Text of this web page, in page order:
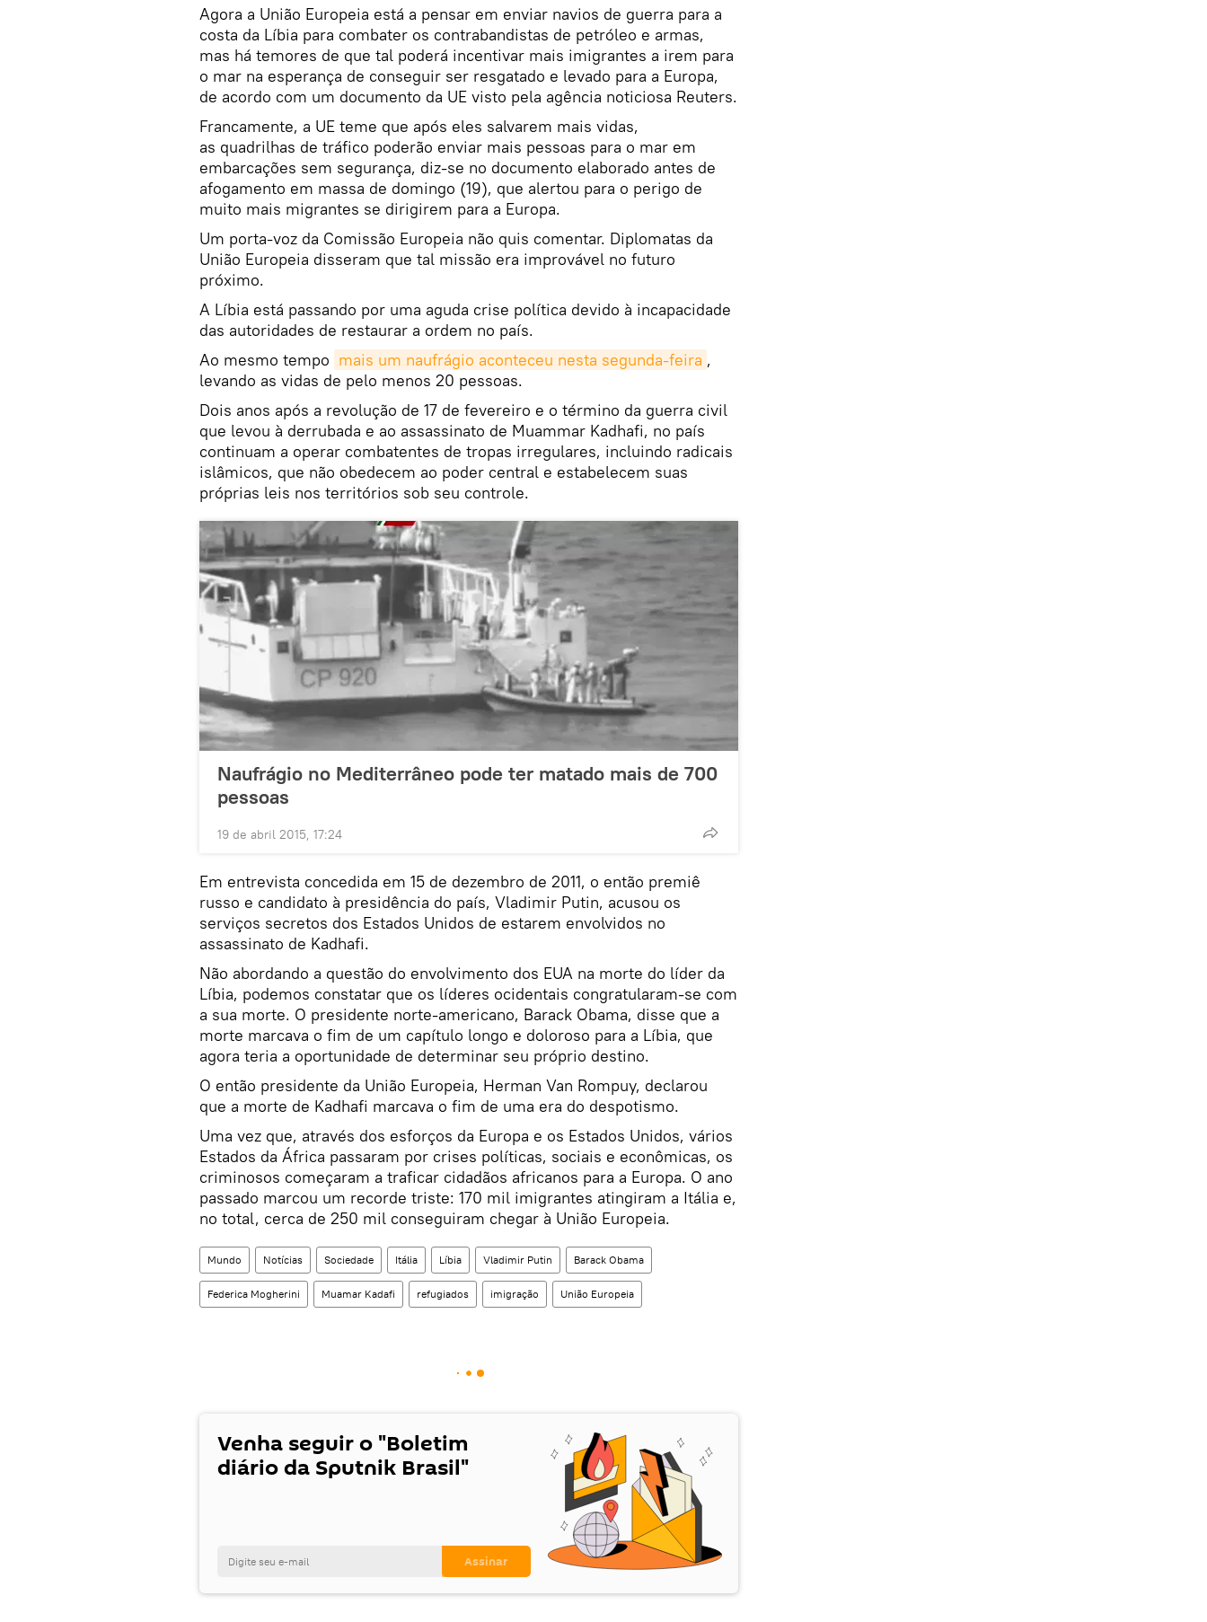
Agora a União Europeia está a pensar em enviar navios de guerra para a
costa da Líbia para combater os contrabandistas de petróleo e armas,
mas há temores de que tal poderá incentivar mais imigrantes a irem para
o mar na esperança de conseguir ser resgatado e levado para a Europa,
de acordo com um documento da UE visto pela agência noticiosa Reuters.
Francamente, a UE teme que após eles salvarem mais vidas,
as quadrilhas de tráfico poderão enviar mais pessoas para o mar em
embarcações sem segurança, diz-se no documento elaborado antes de
afogamento em massa de domingo (19), que alertou para o perigo de
muito mais migrantes se dirigirem para a Europa.
Um porta-voz da Comissão Europeia não quis comentar. Diplomatas da
União Europeia disseram que tal missão era improvável no futuro
próximo.
A Líbia está passando por uma aguda crise política devido à incapacidade
das autoridades de restaurar a ordem no país.
Ao mesmo tempo mais um naufrágio aconteceu nesta segunda-feira ,
levando as vidas de pelo menos 20 pessoas.
Dois anos após a revolução de 17 de fevereiro e o término da guerra civil
que levou à derrubada e ao assassinato de Muammar Kadhafi, no país
continuam a operar combatentes de tropas irregulares, incluindo radicais
islâmicos, que não obedecem ao poder central e estabelecem suas
próprias leis nos territórios sob seu controle.
Naufrágio no Mediterrâneo pode ter matado mais de 700
pessoas
19 de abril 2015, 17:24
Em entrevista concedida em 15 de dezembro de 2011, o então premiê
russo e candidato à presidência do país, Vladimir Putin, acusou os
serviços secretos dos Estados Unidos de estarem envolvidos no
assassinato de Kadhafi.
Não abordando a questão do envolvimento dos EUA na morte do líder da
Líbia, podemos constatar que os líderes ocidentais congratularam-se com
a sua morte. O presidente norte-americano, Barack Obama, disse que a
morte marcava o fim de um capítulo longo e doloroso para a Líbia, que
agora teria a oportunidade de determinar seu próprio destino.
O então presidente da União Europeia, Herman Van Rompuy, declarou
que a morte de Kadhafi marcava o fim de uma era do despotismo.
Uma vez que, através dos esforços da Europa e os Estados Unidos, vários
Estados da África passaram por crises políticas, sociais e econômicas, os
criminosos começaram a traficar cidadãos africanos para a Europa. O ano
passado marcou um recorde triste: 170 mil imigrantes atingiram a Itália e,
no total, cerca de 250 mil conseguiram chegar à União Europeia.
Mundo Notícias Sociedade Itália Líbia Vladimir Putin Barack Obama
Federica Mogherini Muamar Kadafi refugiados imigração União Europeia
Venha seguir o "Boletim
diário da Sputnik Brasil"